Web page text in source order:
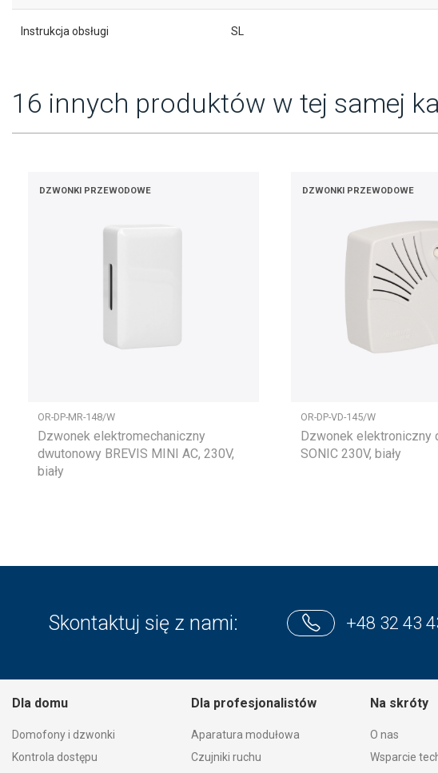
Instrukcja obsługi SL
16 innych produktów w tej samej
DZWONKI PRZEWODOWE
OR-DP-MR-148/W
Dzwonek elektromechaniczny
dwutonowy BREVIS MINI AC, 230V,
biały
DZWONKI PRZEWODOWE
OR-DP-VD-145/W
Dzwonek elektroniczny
SONIC 230V, biały
Skontaktuj się z nami: +48 32 43
Dla domu
Domofony i dzwonki
Kontrola dostępu
Dla profesjonalistów
Aparatura modułowa
Czujniki ruchu
Na skróty
O nas
Wsparcie